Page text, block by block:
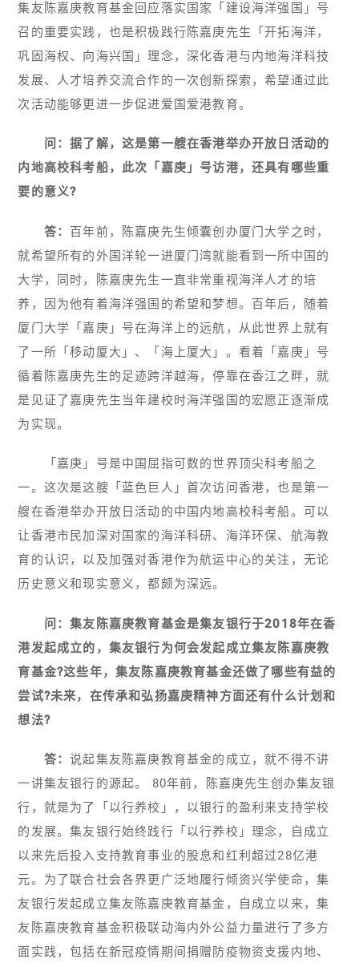
集友陈嘉庚教育基金回应落实国家「建设海洋强国」号
召的重要实践，也是积极践行陈嘉庚先生「开拓海洋，
巩固海权、向海兴国」理念，深化香港与内地海洋科技
发展、人才培养交流合作的一次创新探索，希望通过此
次活动能够更进一步促进爱国爱港教育。
问：据了解，这是第一艘在香港举办开放日活动的
内地高校科考船，此次「嘉庚」号访港，还具有哪些重
要的意义?
答： 百年前，陈嘉庚先生倾囊创办厦门大学之时，
就希望所有的外国洋轮一进厦门湾就能看到一所中国的
大学，同时，陈嘉庚先生一直非常重视海洋人才的培
养，因为他有着海洋强国的希望和梦想。百年后，随着
厦门大学「嘉庚」号在海洋上的远航，从此世界上就有
了一所「移动厦大」、「海上厦大」。看着「嘉庚」号
循着陈嘉庚先生的足迹跨洋越海，停靠在香江之畔，就
是见证了嘉庚先生当年建校时海洋强国的宏愿正逐渐成
为实现。
「嘉庚」号是中国屈指可数的世界顶尖科考船之
一。这次是这艘「蓝色巨人」首次访问香港，也是第一
艘在香港举办开放日活动的中国内地高校科考船。可以
让香港市民加深对国家的海洋科研、海洋环保、航海教
育的认识，以及加强对香港作为航运中心的关注，无论
历史意义和现实意义，都颇为深远。
问：集友陈嘉庚教育基金是集友银行于2018年在香
港发起成立的，集友银行为何会发起成立集友陈嘉庚教
育基金?这些年，集友陈嘉庚教育基金还做了哪些有益的
尝试?未来，在传承和弘扬嘉庚精神方面还有什么计划和
想法?
答：说起集友陈嘉庚教育基金的成立，就不得不讲
一讲集友银行的源起。 80年前，陈嘉庚先生创办集友银
行，就是为了「以行养校」，以银行的盈利来支持学校
的发展。集友银行始终践行「以行养校」理念，自成立
以来先后投入支持教育事业的股息和红利超过28亿港
元。为了联合社会各界更广泛地履行倾资兴学使命，集
友银行发起成立集友陈嘉庚教育基金，自成立以来，集
友陈嘉庚教育基金积极联动海内外公益力量进行了多方
面实践，包括在新冠疫情期间捐赠防疫物资支援内地、